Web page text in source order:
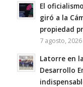
El
giró a la
propiedad
7 agosto,
Latorre en
Desarrollo